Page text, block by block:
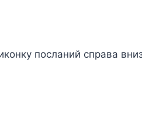
посланий справа